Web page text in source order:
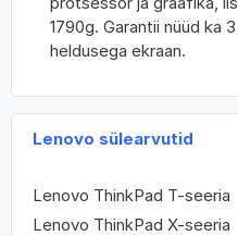
Lenovo sülearvutid
Lenovo ThinkPad T-seeria
Lenovo ThinkPad X-seeria
1790g. Garantii nüüd ka
heldusega ekraan.